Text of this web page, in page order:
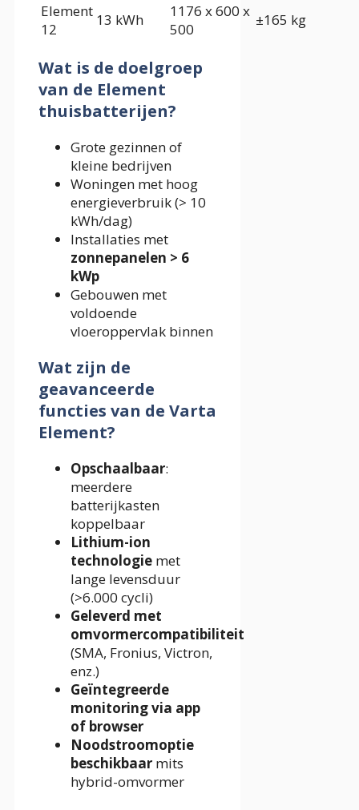
Element
12
13 kWh
1176 x 600 x
500
±165 kg
Wat is de doelgroep
van de Element
thuisbatterijen?
Grote gezinnen of
kleine bedrijven
Woningen met hoog
energieverbruik (> 10
kWh/dag)
Installaties met
zonnepanelen > 6
kWp
Gebouwen met
voldoende
vloeroppervlak binnen
Wat zijn de
geavanceerde
functies van de Varta
Element?
Opschaalbaar:
meerdere
batterijkasten
koppelbaar
Lithium-ion
technologie met
lange levensduur
(>6.000 cycli)
Geleverd met
omvormercompatibiliteit
(SMA, Fronius, Victron,
enz.)
Geïntegreerde
monitoring via app
of browser
Noodstroomoptie
beschikbaar mits
hybrid-omvormer